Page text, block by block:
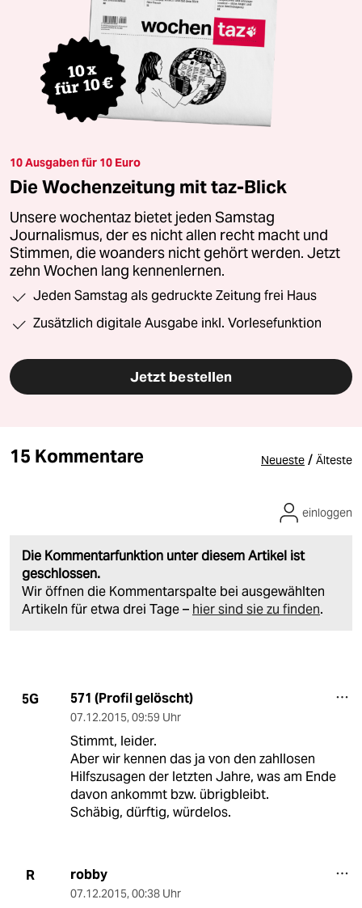
10 Ausgaben für 10 Euro
Die Wochenzeitung mit taz-Blick
Unsere wochentaz bietet jeden Samstag
Journalismus, der es nicht allen recht macht und
Stimmen, die woanders nicht gehört werden. Jetzt
zehn Wochen lang kennenlernen.
Jeden Samstag als gedruckte Zeitung frei Haus
Zusätzlich digitale Ausgabe inkl. Vorlesefunktion
Jetzt bestellen
15 Kommentare Neueste / Älteste
Die Kommentarfunktion unter diesem Artikel ist
geschlossen.
Wir öffnen die Kommentarspalte bei ausgewählten
Artikeln für etwa drei Tage – hier sind sie zu finden.
einloggen
5G 571 (Profil gelöscht)
07.12.2015, 09:59 Uhr
Stimmt, leider.
Aber wir kennen das ja von den zahllosen
Hilfszusagen der letzten Jahre, was am Ende
davon ankommt bzw. übrigbleibt.
Schäbig, dürftig, würdelos.
R robby
07.12.2015, 00:38 Uhr